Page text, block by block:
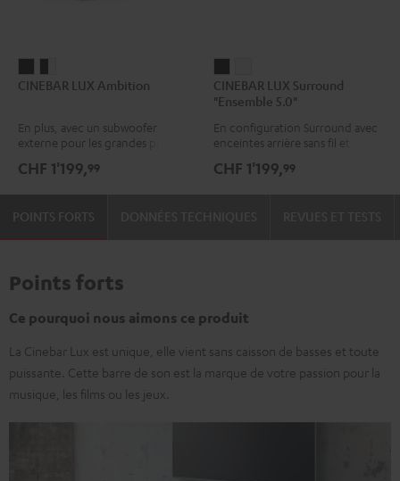
LUX
Noir
LUX
Noir
Blanc
CINEBAR LUX Ambition
En plus, avec un subwoofer
externe pour les grandes pièces
CHF 1'199,99
LUX
Surround
"Ensemble
Noir
LUX
Surround
"Ensemble
Blanc
CINEBAR LUX Surround
"Ensemble 5.0"
En configuration Surround avec
enceintes arrière sans fil et
CHF 1'199,99
POINTS FORTS
Points forts
Ce pourquoi nous aimons ce produit
La Cinebar Lux est unique, elle vient sans caisson de basses et toute
puissante. Cette barre de son est la marque de votre passion pour la
musique, les films ou les jeux.